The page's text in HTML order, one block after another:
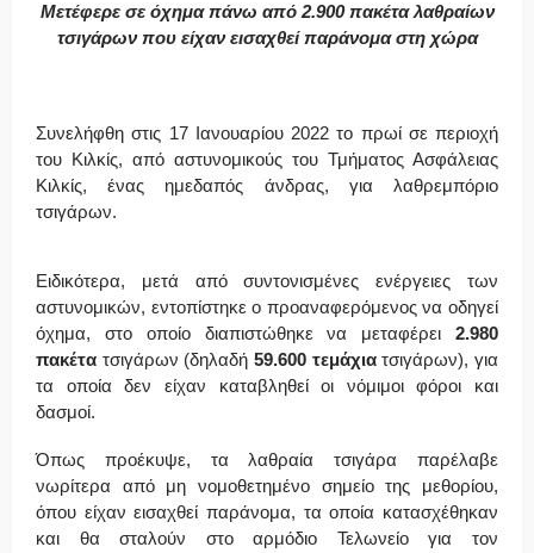
Μετέφερε σε όχημα πάνω από 2.900 πακέτα λαθραίων
τσιγάρων που είχαν εισαχθεί παράνομα στη χώρα
Συνελήφθη στις 17 Ιανουαρίου 2022 το πρωί σε περιοχή
του Κιλκίς, από αστυνομικούς του Τμήματος Ασφάλειας
Κιλκίς, ένας ημεδαπός άνδρας, για λαθρεμπόριο
τσιγάρων.
Ειδικότερα, μετά από συντονισμένες ενέργειες των
αστυνομικών, εντοπίστηκε ο προαναφερόμενος να οδηγεί
όχημα, στο οποίο διαπιστώθηκε να μεταφέρει 2.980
πακέτα τσιγάρων (δηλαδή59.600 τεμάχιατσιγάρων), για
τα οποία δεν είχαν καταβληθεί οι νόμιμοι φόροι και
δασμοί.
Όπως προέκυψε, τα λαθραία τσιγάρα παρέλαβε
νωρίτερα από μη νομοθετημένο σημείο της μεθορίου,
όπου είχαν εισαχθεί παράνομα, τα οποία κατασχέθηκαν
και θα σταλούν στο αρμόδιο Τελωνείο για τον